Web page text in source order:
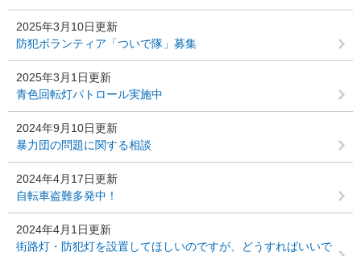
2025年3月10日更新
防犯ボランティア「ついで隊」募集
2025年3月1日更新
青色回転灯パトロール実施中
2024年9月10日更新
暴力団の問題に関する相談
2024年4月17日更新
自転車盗難多発中！
2024年4月1日更新
街路灯・防犯灯を設置してほしいのですが、どうすればいいで